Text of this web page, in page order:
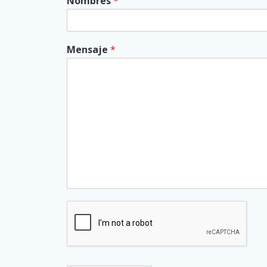
Mensaje *